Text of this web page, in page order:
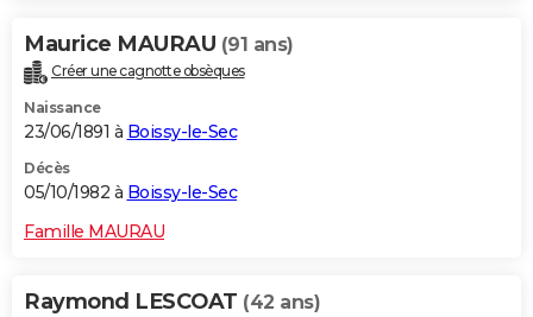
Maurice MAURAU (91 ans)
Créer une cagnotte obsèques
Naissance
23/06/1891 à Boissy-le-Sec
Décès
05/10/1982 à Boissy-le-Sec
Famille MAURAU
Raymond LESCOAT (42 ans)